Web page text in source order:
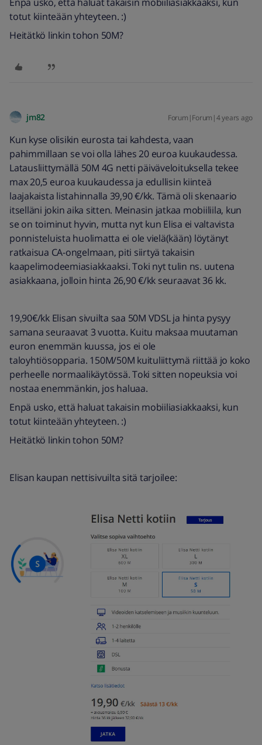
totut kiinteään yhteyteen. :)
Heitätkö linkin tohon 50M?
jm82 Forum|Forum|4 years ago
Kun kyse olisikin eurosta tai kahdesta, vaan
pahimmillaan se voi olla lähes 20 euroa kuukaudessa.
Latausliittymällä 50M 4G netti päiväveloituksella tekee
max 20,5 euroa kuukaudessa ja edullisin kiinteä
laajakaista listahinnalla 39,90 €/kk. Tämä oli skenaario
itselläni jokin aika sitten. Meinasin jatkaa mobiiliila, kun
se on toiminut hyvin, mutta nyt kun Elisa ei valtavista
ponnisteluista huolimatta ei ole vielä(kään) löytänyt
ratkaisua CA-ongelmaan, piti siirtyä takaisin
kaapelimodeemiasiakkaaksi. Toki nyt tulin ns. uutena
asiakkaana, jolloin hinta 26,90 €/kk seuraavat 36 kk.
19,90€/kk Elisan sivuilta saa 50M VDSL ja hinta pysyy
samana seuraavat 3 vuotta. Kuitu maksaa muutaman
euron enemmän kuussa, jos ei ole
taloyhtiösopparia. 150M/50M kuituliittymä riittää jo koko
perheelle normaalikäytössä. Toki sitten nopeuksia voi
nostaa enemmänkin, jos haluaa.
Enpä usko, että haluat takaisin mobiiliasiakkaaksi, kun
totut kiinteään yhteyteen. :)
Heitätkö linkin tohon 50M?
Elisan kaupan nettisivuilta sitä tarjoilee: